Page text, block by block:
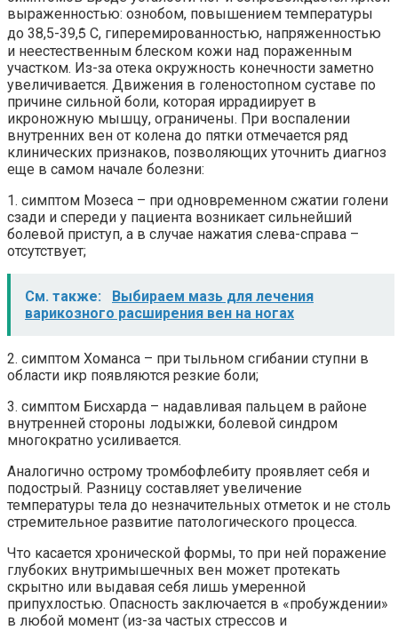
выраженностью: ознобом, повышением температуры
до 38,5-39,5̊ С, гиперемированностью, напряженностью
и неестественным блеском кожи над пораженным
участком. Из-за отека окружность конечности заметно
увеличивается. Движения в голеностопном суставе по
причине сильной боли, которая иррадиирует в
икроножную мышцу, ограничены. При воспалении
внутренних вен от колена до пятки отмечается ряд
клинических признаков, позволяющих уточнить диагноз
еще в самом начале болезни:
1. симптом Мозеса – при одновременном сжатии голени
сзади и спереди у пациента возникает сильнейший
болевой приступ, а в случае нажатия слева-справа –
отсутствует;
См. также:
Выбираем мазь для лечения
варикозного расширения вен на ногах
2. симптом Хоманса – при тыльном сгибании ступни в
области икр появляются резкие боли;
3. симптом Бисхарда – надавливая пальцем в районе
внутренней стороны лодыжки, болевой синдром
многократно усиливается.
Аналогично острому тромбофлебиту проявляет себя и
подострый. Разницу составляет увеличение
температуры тела до незначительных отметок и не столь
стремительное развитие патологического процесса.
Что касается хронической формы, то при ней поражение
глубоких внутримышечных вен может протекать
скрытно или выдавая себя лишь умеренной
припухлостью. Опасность заключается в «пробуждении»
в любой момент (из-за частых стрессов и